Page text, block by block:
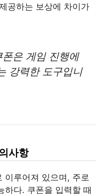
공하는 보상에 차이가
폰은 게임 진행에
강력한 도구입니
사항
이루어져 있으며, 주로
하다. 쿠폰을 입력할 때